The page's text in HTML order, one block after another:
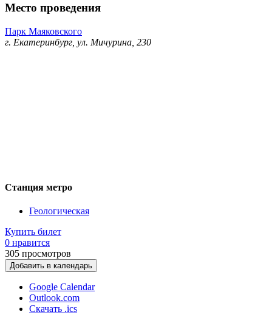
Место проведения
Парк Маяковского
г. Екатеринбург, ул. Мичурина, 230
Станция метро
Геологическая
Купить билет
0 нравится
305 просмотров
Добавить в календарь
Google Calendar
Outlook.com
Скачать .ics